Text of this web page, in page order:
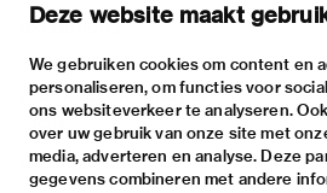
Deze website maakt
We gebruiken cookies om content en
personaliseren, om functies voor
ons websiteverkeer te analyseren.
over uw gebruik van onze site met
media, adverteren en analyse. Deze
gegevens combineren met andere
exhibitions
activities
practical information
about
the museum